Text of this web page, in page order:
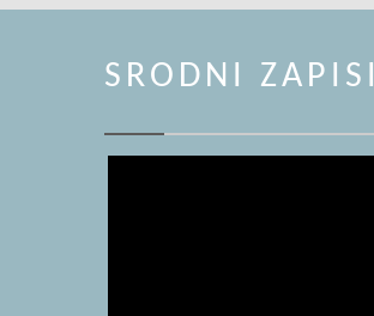
SRODNI ZAPISI